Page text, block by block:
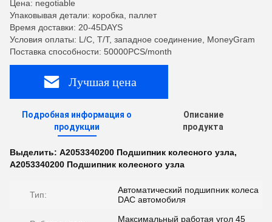
Цена: negotiable
Упаковывая детали: коробка, паллет
Время доставки: 20-45DAYS
Условия оплаты: L/C, T/T, западное соединение, MoneyGram
Поставка способности: 50000PCS/month
Лучшая цена
Подробная информация о
продукции
Описание
продукта
Выделить: A2053340200 Подшипник колесного узла,
A2053340200 Подшипник колесного узла
Тип:
Автоматический подшипник колеса
DAC автомобиля
Максимальный работая угол 45